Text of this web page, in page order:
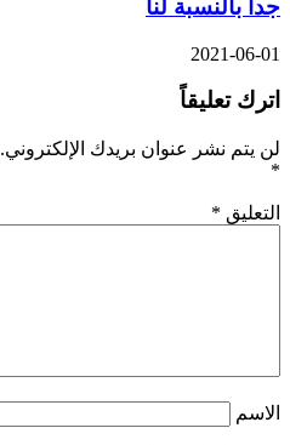
جدا بالنسبة لنا
2021-06-01
اترك تعليقاً
لن يتم نشر عنوان بريدك الإلكتروني.
*
التعليق *
الاسم